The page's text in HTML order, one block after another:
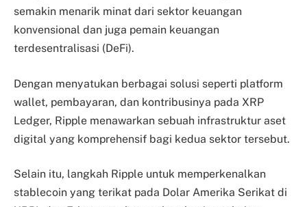
semakin menarik minat dari sektor keuangan
konvensional dan juga pemain keuangan
terdesentralisasi (DeFi).
Dengan menyatukan berbagai solusi seperti platform
wallet, pembayaran, dan kontribusinya pada XRP
Ledger, Ripple menawarkan sebuah infrastruktur aset
digital yang komprehensif bagi kedua sektor tersebut.
Selain itu, langkah Ripple untuk memperkenalkan
stablecoin yang terikat pada Dolar Amerika Serikat di